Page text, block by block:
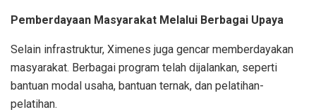
Pemberdayaan Masyarakat Melalui Berbagai Upaya
Selain infrastruktur, Ximenes juga gencar memberdayakan
masyarakat. Berbagai program telah dijalankan, seperti
bantuan modal usaha, bantuan ternak, dan pelatihan-
pelatihan.